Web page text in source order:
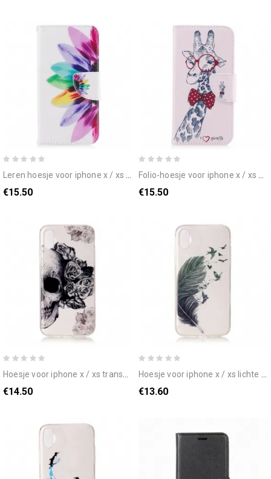
leren hoesje voor iphone x / xs aquarel bloem
€15.50
folio-hoesje voor iphone x / xs nerdy giraf
€15.50
hoesje voor iphone x / xs transparante bloemenschedel
€14.50
hoesje voor iphone x / xs lichte veer
€13.60